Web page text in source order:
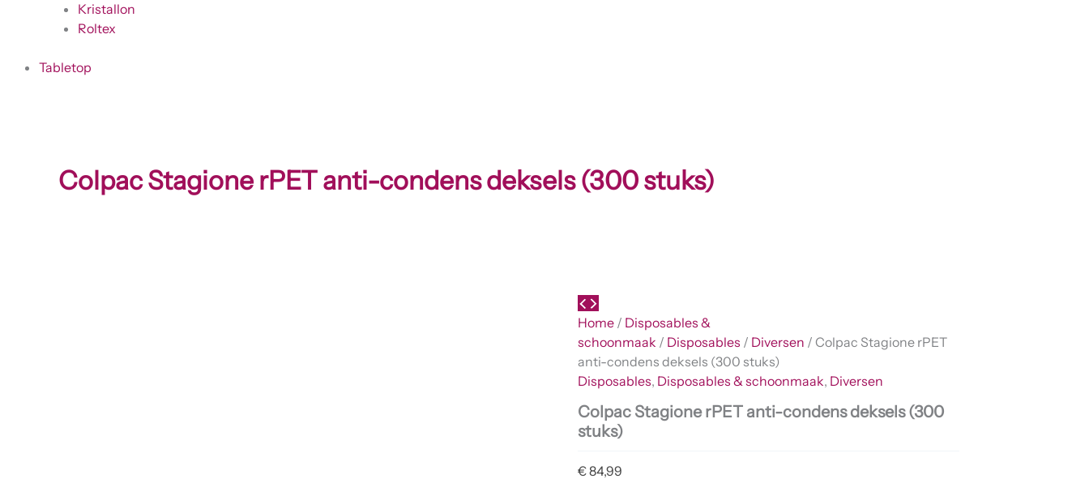
Kristallon
Roltex
Tabletop
Colpac Stagione rPET anti-condens deksels (300 stuks)
Home/ Disposables &
schoonmaak / Disposables / Diversen / Colpac Stagione rPET
anti-condens deksels (300 stuks)
Disposables, Disposables & schoonmaak, Diversen
Colpac Stagione rPET anti-condens deksels (300
stuks)
€84,99